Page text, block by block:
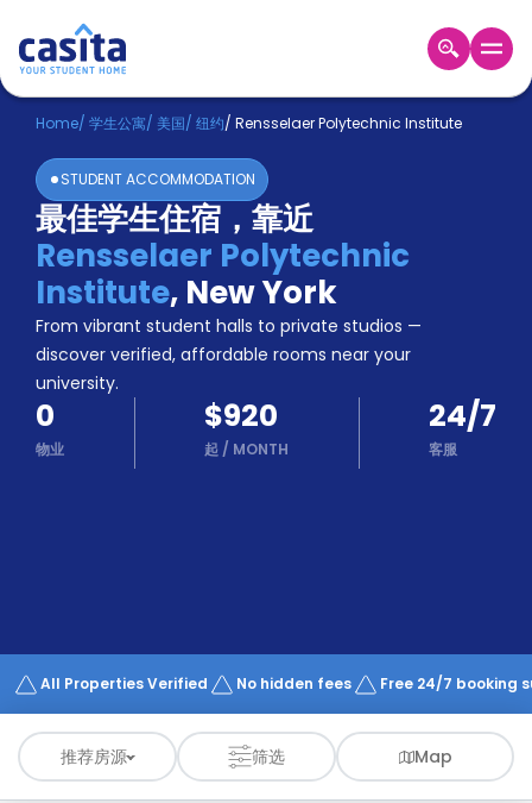
Home ZH USD
登
入
Booking
Accommodation
About
us
Blog
Refer
And
Earn
Become
Partner
Works
Home/ 学生公寓/ 美国/ 纽约/ Rensselaer Polytechnic Institute
STUDENT ACCOMMODATION
最佳学生住宿，靠近
Rensselaer Polytechnic
Institute, New York
From vibrant student halls to private studios —
discover verified, affordable rooms near your
university.
0
物业
$920
起 / MONTH
24/7
客服
All Properties Verified No hidden fees Free 24/7 booking
推荐房源 筛选 Map